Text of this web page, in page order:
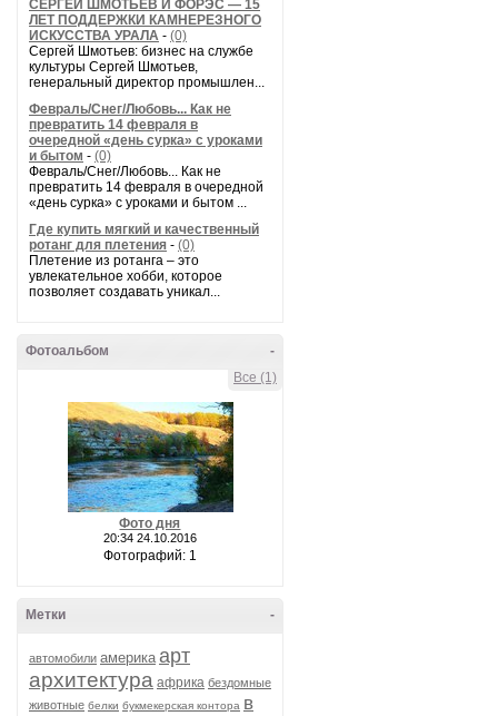
СЕРГЕЙ ШМОТЬЕВ И ФОРЭС — 15
ЛЕТ ПОДДЕРЖКИ КАМНЕРЕЗНОГО
ИСКУССТВА УРАЛА - (0)
Сергей Шмотьев: бизнес на службе
культуры Сергей Шмотьев,
генеральный директор промышлен...
Февраль/Снег/Любовь... Как не
превратить 14 февраля в
очередной «день сурка» с уроками
и бытом - (0)
Февраль/Снег/Любовь... Как не
превратить 14 февраля в очередной
«день сурка» с уроками и бытом ...
Где купить мягкий и качественный
ротанг для плетения - (0)
Плетение из ротанга – это
увлекательное хобби, которое
позволяет создавать уникал...
-
Фотоальбом
Все (1)
Фото дня
20:34 24.10.2016
Фотографий: 1
-
Метки
автомобили америка арт
архитектура африка бездомные
животные белки букмекерская контора в